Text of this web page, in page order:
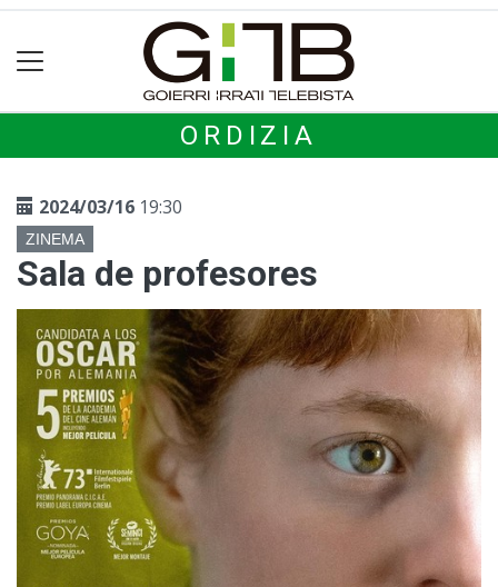
ORDIZIA
2024/03/16 19:30
ZINEMA
Sala de profesores